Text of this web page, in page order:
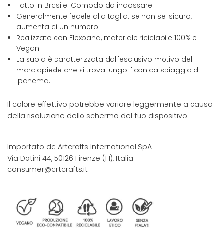
Fatto in Brasile. Comodo da indossare.
Generalmente fedele alla taglia: se non sei sicuro,
aumenta di un numero.
Realizzato con Flexpand, materiale riciclabile 100% e
Vegan.
La suola è caratterizzata dall'esclusivo motivo del
marciapiede che si trova lungo l'iconica spiaggia di
Ipanema.
Il colore effettivo potrebbe variare leggermente a causa
della risoluzione dello schermo del tuo dispositivo.
Importato da Artcrafts International SpA
Via Datini 44, 50126 Firenze (FI), Italia
consumer@artcrafts.it